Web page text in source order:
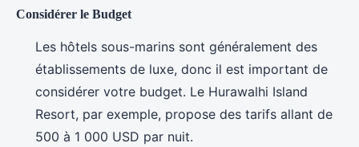
Considérer le Budget
Les hôtels sous-marins sont généralement des
établissements de luxe, donc il est important de
considérer votre budget. Le Hurawalhi Island
Resort, par exemple, propose des tarifs allant de
500 à 1 000 USD par nuit.